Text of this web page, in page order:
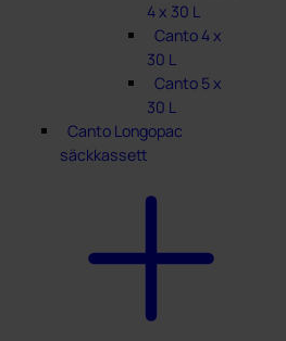
4 x 30 L
Canto 4 x
30 L
Canto 5 x
30 L
Canto Longopac
säckkassett